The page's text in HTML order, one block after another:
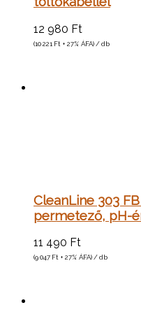
12 980 Ft
(10 221 Ft + 27% ÁFA) / db
CleanLine 303
permetező, pH-
11 490 Ft
(9 047 Ft + 27% ÁFA) / db